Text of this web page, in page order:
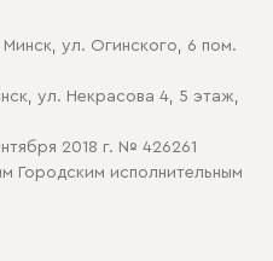
cookieул. Огинского, 6 пом.
ул. Некрасова 4, 5 этаж,
2018 г. № 426261
Городским исполнительным